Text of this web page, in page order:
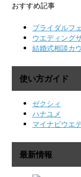
おすすめ記事
ブライダルフ
ウエディング
結婚式相談カ
使い方ガイド
ゼクシィ
ハナユメ
マイナビウエ
最新情報